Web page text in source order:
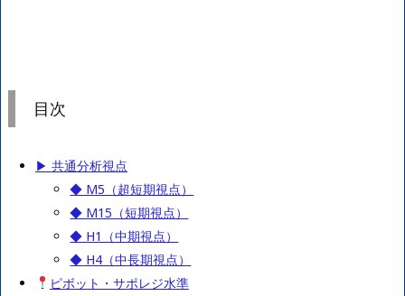
目次
▶ 共通分析視点
◆ M5（超短期視点）
◆ M15（短期視点）
◆ H1（中期視点）
◆ H4（中長期視点）
ピボット・サポレジ水準